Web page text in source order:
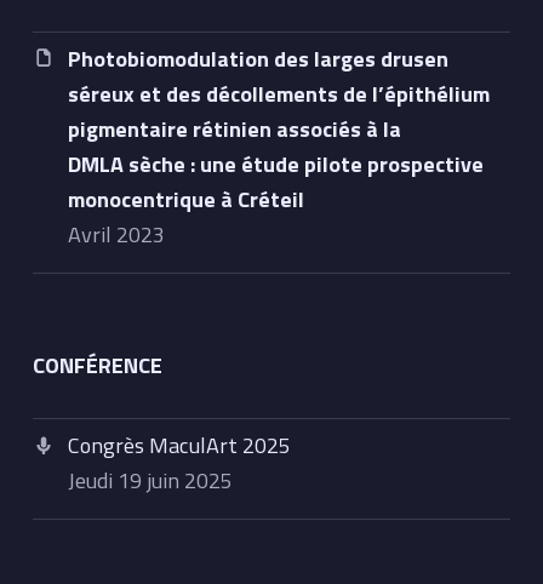
Photobiomodulation des larges drusen
séreux et des décollements de l’épithélium
pigmentaire rétinien associés à la
DMLA sèche : une étude pilote prospective
monocentrique à Créteil
avril 2023
CONFÉRENCE
Congrès MaculArt 2025
jeudi 19 juin 2025